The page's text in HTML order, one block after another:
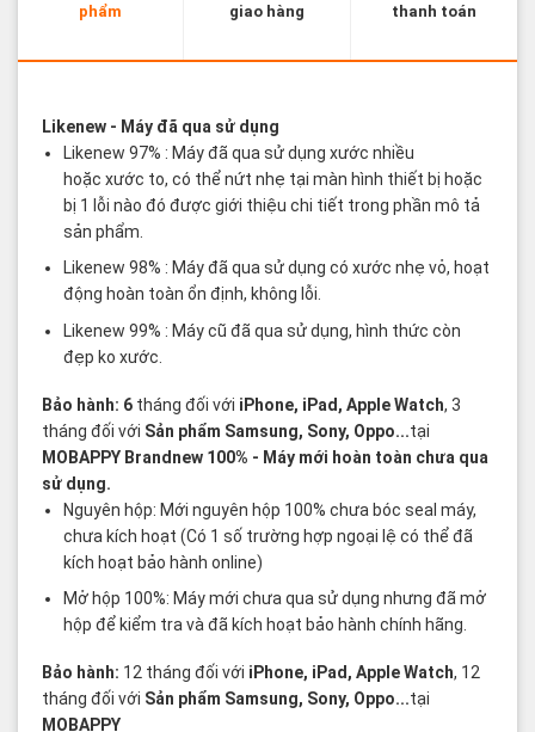
phẩm
giao hàng
thanh toán
Likenew- Máy đã qua sử dụng
Likenew 97% : Máy đã qua sử dụng xước nhiều
hoặc xước to, có thể nứt nhẹ tại màn hình thiết bị hoặc
bị 1 lỗi nào đó được giới thiệu chi tiết trong phần mô tả
sản phẩm.
Likenew 98% : Máy đã qua sử dụng có xước nhẹ vỏ, hoạt
động hoàn toàn ổn định, không lỗi.
Likenew 99% : Máy cũ đã qua sử dụng, hình thức còn
đẹp ko xước.
Bảo hành: 6 tháng đối với iPhone, iPad, Apple Watch, 3
tháng đối với Sản phẩm Samsung, Sony, Oppo...tại
MOBAPPY Brandnew 100% - Máy mới hoàn toàn chưa qua
sử dụng.
Nguyên hộp: Mới nguyên hộp 100% chưa bóc seal máy,
chưa kích hoạt (Có 1 số trường hợp ngoại lệ có thể đã
kích hoạt bảo hành online)
Mở hộp 100%: Máy mới chưa qua sử dụng nhưng đã mở
hộp để kiểm tra và đã kích hoạt bảo hành chính hãng.
Bảo hành: 12 tháng đối với iPhone, iPad, Apple Watch, 12
tháng đối với Sản phẩm Samsung, Sony, Oppo...tại
MOBAPPY